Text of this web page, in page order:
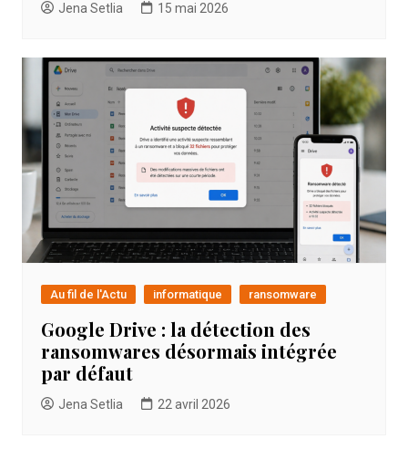
Jena Setlia 15 mai 2026
Au fil de l'Actu informatique ransomware
Google Drive : la détection des
ransomwares désormais intégrée
par défaut
Jena Setlia 22 avril 2026